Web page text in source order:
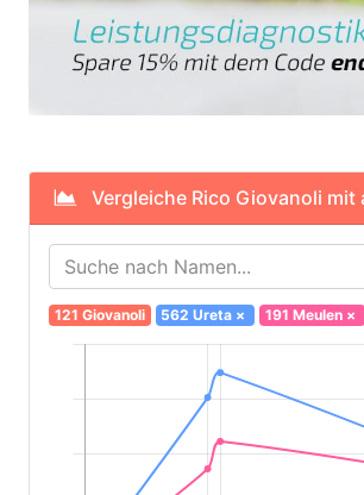
Vergleiche Rico Giovanoli mit
121 Giovanoli 562 Ureta × 191 Meulen×